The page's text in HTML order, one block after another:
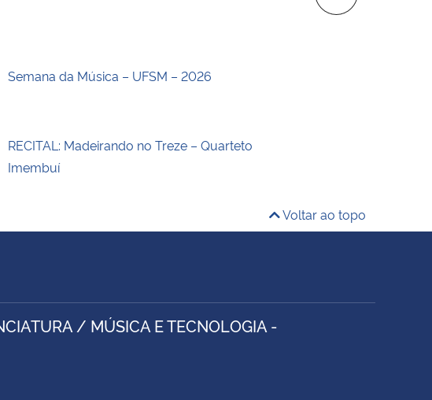
Semana da Música – UFSM – 2026
RECITAL: Madeirando no Treze – Quarteto
Imembuí
Voltar ao topo
/ MÚSICA E TECNOLOGIA -